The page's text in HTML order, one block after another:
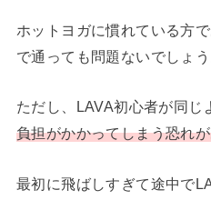
ホットヨガに慣れている方
で通っても問題ないでしょう
ただし、LAVA初心者が同じ
負担がかかってしまう恐れ
最初に飛ばしすぎて途中で